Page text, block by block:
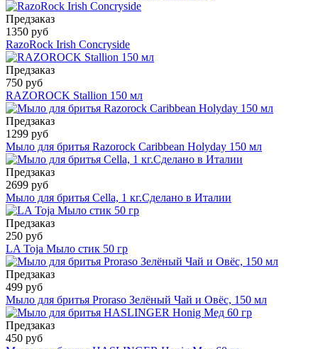
Предзаказ
1350 руб
RazoRock Irish Concryside
Предзаказ
750 руб
RAZOROCK Stallion 150 мл
Предзаказ
1299 руб
Мыло для бритья Razorock Caribbean Holyday 150 мл
Предзаказ
2699 руб
Мыло для бритья Cella, 1 кг.Сделано в Италии
Предзаказ
250 руб
LA Toja Мыло стик 50 гр
Предзаказ
499 руб
Мыло для бритья Proraso Зелёный Чай и Овёс, 150 мл
Предзаказ
450 руб